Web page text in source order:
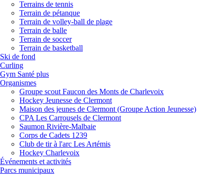
Terrains de tennis
Terrain de pétanque
Terrain de volley-ball de plage
Terrain de balle
Terrain de soccer
Terrain de basketball
Ski de fond
Curling
Gym Santé plus
Organismes
Groupe scout Faucon des Monts de Charlevoix
Hockey Jeunesse de Clermont
Maison des jeunes de Clermont (Groupe Action Jeunesse)
CPA Les Carrousels de Clermont
Saumon Rivière-Malbaie
Corps de Cadets 1239
Club de tir à l'arc Les Artémis
Hockey Charlevoix
Événements et activités
Parcs municipaux